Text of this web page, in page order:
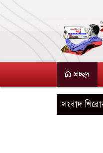
প্রচ্ছদ
সংবাদ
অপতৎপরতা কমিয়ে আনার আহ্বান